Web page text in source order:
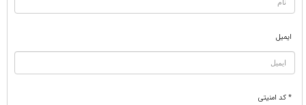
ایمیل
* کد امنیتی